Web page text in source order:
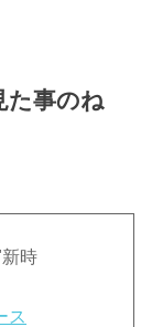
た事のね
時
ス